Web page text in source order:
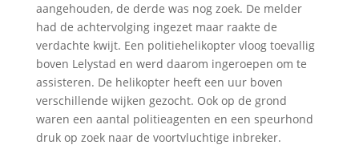
aangehouden, de derde was nog zoek. De melder
had de achtervolging ingezet maar raakte de
verdachte kwijt. Een politiehelikopter vloog toevallig
boven Lelystad en werd daarom ingeroepen om te
assisteren. De helikopter heeft een uur boven
verschillende wijken gezocht. Ook op de grond
waren een aantal politieagenten en een speurhond
druk op zoek naar de voortvluchtige inbreker.